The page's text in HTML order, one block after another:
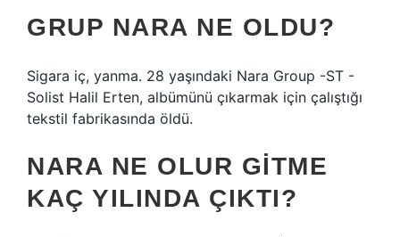
GRUP NARA NE OLDU?
Sigara iç, yanma. 28 yaşındaki Nara Group -ST -
Solist Halil Erten, albümünü çıkarmak için çalıştığı
tekstil fabrikasında öldü.
NARA NE OLUR GITME
KAÇ YILINDA ÇIKTI?